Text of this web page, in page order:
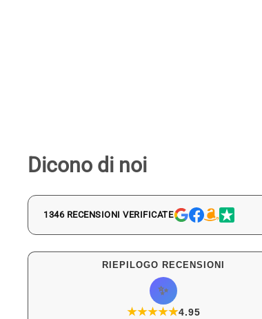
Dicono di noi
1346 RECENSIONI VERIFICATE
RIEPILOGO RECENSIONI
✨
★★★★★
★4.95